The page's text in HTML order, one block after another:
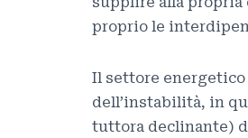
proprio le
Il settore
dell’instabilità, in
tuttora declinante)